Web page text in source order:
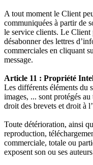
A tout moment le Client
communiquées à partir de
le service clients. Le Client
désabonner des lettres
commerciales en cliquant
message.
Article 11 : Propriété
Les différents éléments du
images, ... sont protégés
droit des brevets et droit à
Toute détérioration, ainsi
reproduction,
commerciale, totale ou
exposent son ou ses